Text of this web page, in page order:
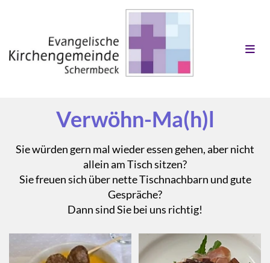
Verwöhn-Ma(h)l
Sie würden gern mal wieder essen gehen, aber nicht
allein am Tisch sitzen?
Sie freuen sich über nette Tischnachbarn und gute
Gespräche?
Dann sind Sie bei uns richtig!